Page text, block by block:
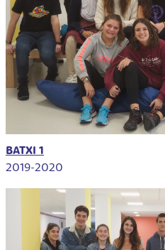
BATXI 1
2019-2020